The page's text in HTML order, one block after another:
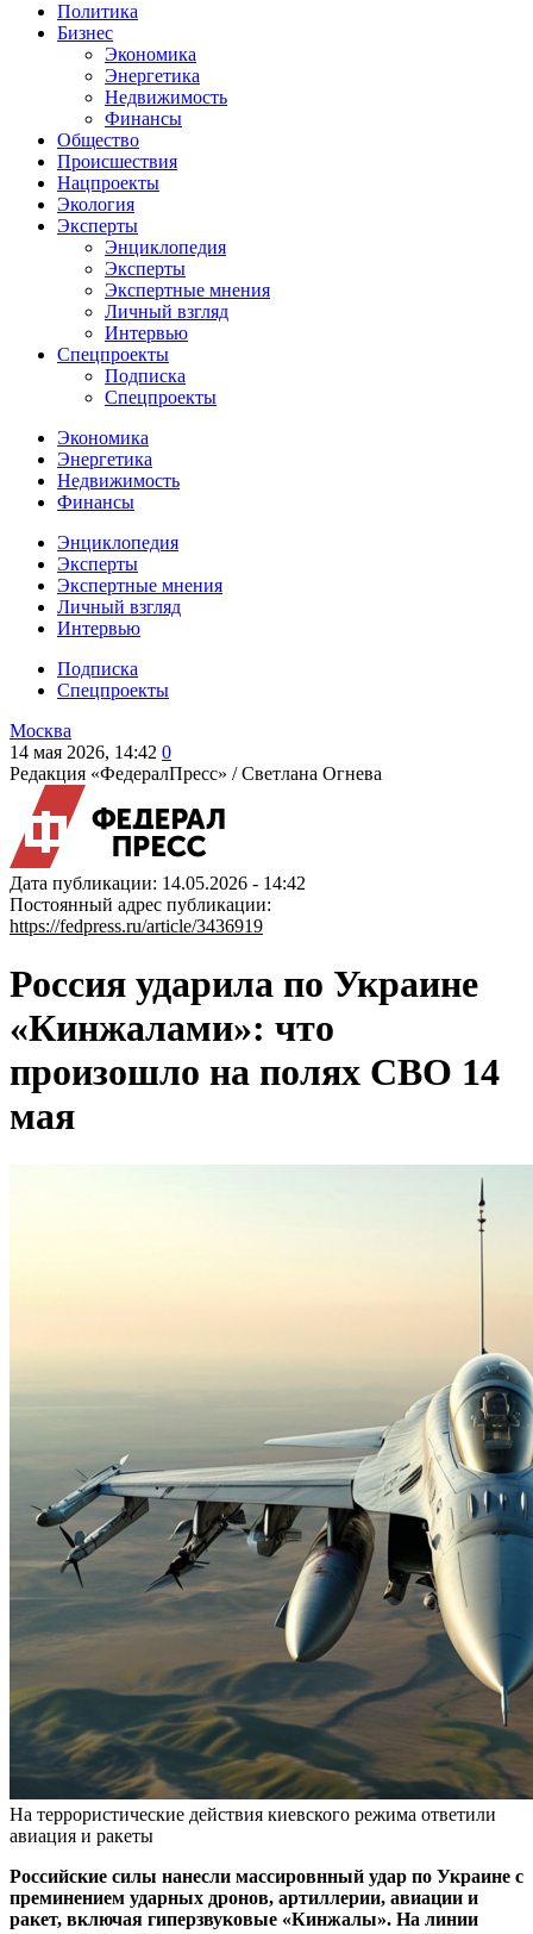
Политика
Бизнес
Экономика
Энергетика
Недвижимость
Финансы
Общество
Происшествия
Нацпроекты
Экология
Эксперты
Энциклопедия
Эксперты
Экспертные мнения
Личный взгляд
Интервью
Спецпроекты
Подписка
Спецпроекты
Экономика
Энергетика
Недвижимость
Финансы
Энциклопедия
Эксперты
Экспертные мнения
Личный взгляд
Интервью
Подписка
Спецпроекты
Москва
14 мая 2026, 14:42 0
Редакция «ФедералПресс» /Светлана Огнева
Дата публикации: 14.05.2026 - 14:42
Постоянный адрес публикации:
https://fedpress.ru/article/3436919
Россия ударила по Украине
«Кинжалами»: что
произошло на полях СВО 14
мая
На террористические действия киевского режима ответили
авиация и ракеты
Российские силы нанесли массировнный удар по Украине с
преминением ударных дронов, артиллерии, авиации и
ракет, включая гиперзвуковые «Кинжалы». На линии